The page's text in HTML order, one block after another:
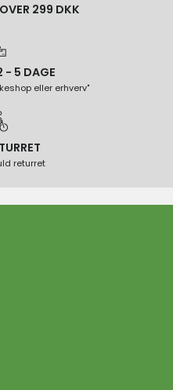
299 DKK
- 5 DAGE
eller erhverv"
returret